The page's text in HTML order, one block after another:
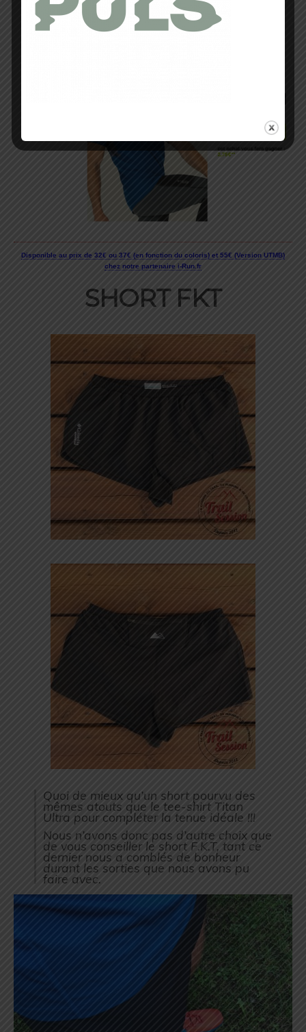
protection.
-Détails réfléchissants.
Disponible au prix de 32€ ou 37€ (en fonction du coloris) et 55€ (Version UTMB)
chez notre partenaire i-Run.fr
SHORT FKT
Quoi de mieux qu’un short pourvu des
mêmes atouts que le tee-shirt Titan
Ultra pour compléter la tenue idéale !!!
Nous n’avons donc pas d’autre choix que
de vous conseiller le short F.K.T, tant ce
dernier nous a comblés de bonheur
durant les sorties que nous avons pu
faire avec.